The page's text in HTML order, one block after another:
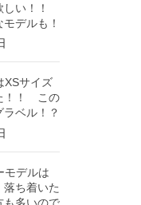
しい！！
デルも！
XSサイズ
！！ この
ベル！？
モデルは
ち着いた